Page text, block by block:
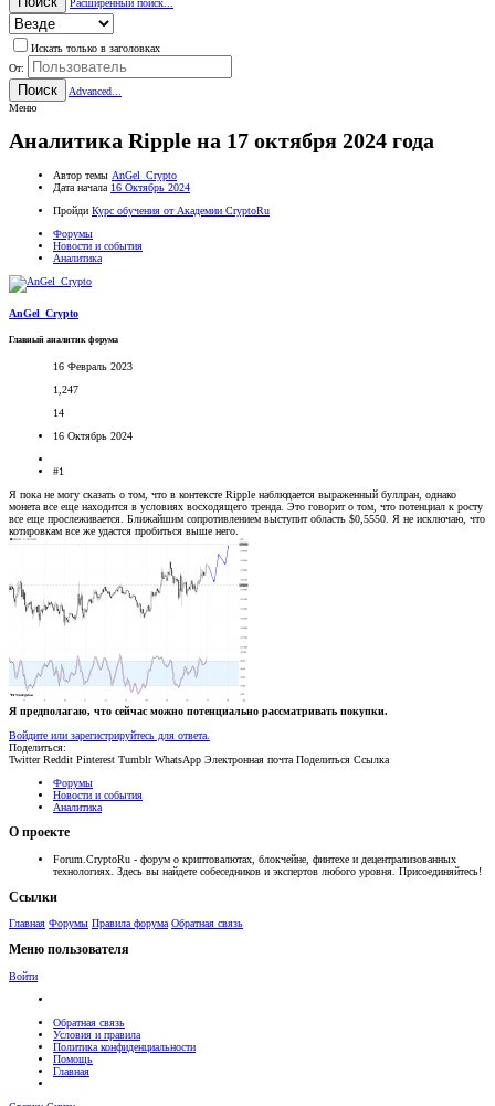
Расширенный поиск...
Искать только в заголовках
От:
Поиск
Advanced...
Меню
Аналитика Ripple на 17 октября 2024 года
Автор темы AnGel_Crypto
Дата начала 16 Октябрь 2024
Пройди Курс обучения от Академии CryptoRu
Форумы
Новости и события
Аналитика
AnGel_Crypto
Главный аналитик форума
16 Февраль 2023
1,247
14
16 Октябрь 2024
#1
Я пока не могу сказать о том, что в контексте Ripple наблюдается выраженный буллран, однако
монета все еще находится в условиях восходящего тренда. Это говорит о том, что потенциал к росту
все еще прослеживается. Ближайшим сопротивлением выступит область $0,5550. Я не исключаю, что
котировкам все же удастся пробиться выше него.
Я предполагаю, что сейчас можно потенциально рассматривать покупки.
Войдите или зарегистрируйтесь для ответа.
Поделиться:
Twitter Reddit Pinterest Tumblr WhatsApp Электронная почта Поделиться Ссылка
Форумы
Новости и события
Аналитика
О проекте
Forum.CryptoRu - форум о криптовалютах, блокчейне, финтехе и децентрализованных
технологиях. Здесь вы найдете собеседников и экспертов любого уровня. Присоединяйтесь!
Ссылки
Главная Форумы Правила форума Обратная связь
Меню пользователя
Войти
Обратная связь
Условия и правила
Политика конфиденциальности
Помощь
Главная